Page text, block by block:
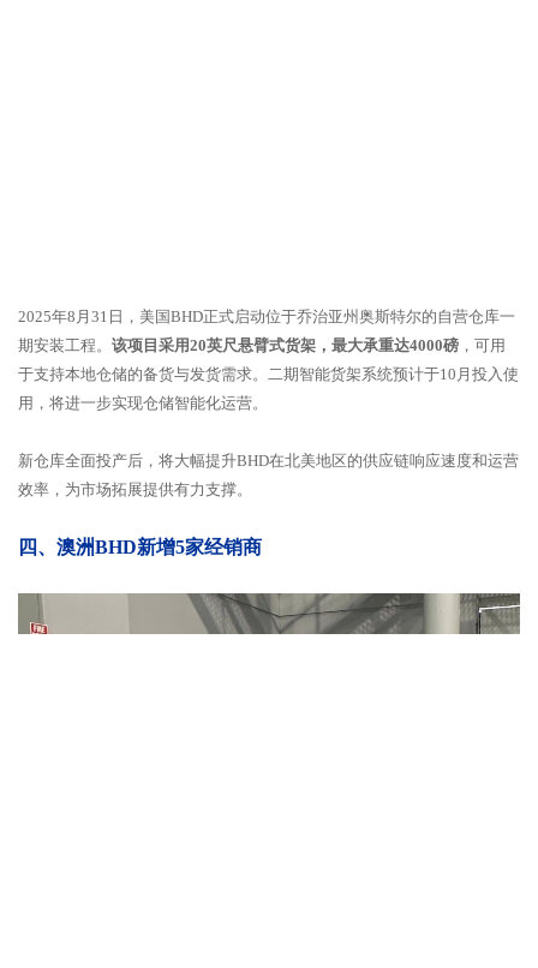
2025年8月31日，美国BHD正式启动位于乔治亚州奥斯特尔的自营仓库一
期安装工程。 该项目采用20英尺悬臂式货架，最大承重达4000磅 ，可用
于支持本地仓储的备货与发货需求。二期智能货架系统预计于10月投入使
用，将进一步实现仓储智能化运营。
新仓库全面投产后，将大幅提升BHD在北美地区的供应链响应速度和运营
效率，为市场拓展提供有力支撑。
四、澳洲BHD新增5家经销商